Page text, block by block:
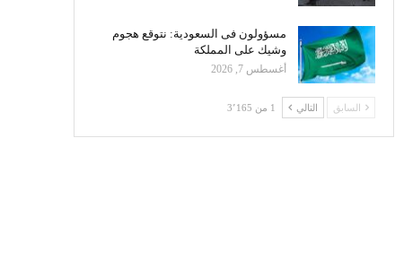
مسؤولون فى السعودية: نتوقع هجوم
وشيك على المملكة
أغسطس 7, 2026
السابق التالي 1 من 3٬165